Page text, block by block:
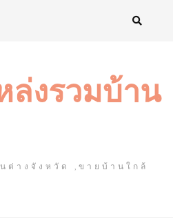
ล่งรวมบ้าน
ต่างจังหวัด ,ขายบ้านใกล้